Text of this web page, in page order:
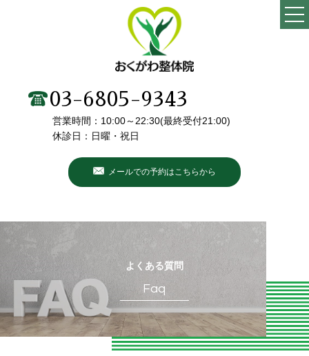
当院の特徴
施術メニュー・料金
院長・スタッフ紹介
初めての方へ
こんなお悩みありませんか？
お客様の声
ブログ
お知らせ
03-6805-9343
営業時間：10:00～22:30(最終受付21:00)
休診日：日曜・祝日
メールでの予約はこちらから
よくある質問
Faq